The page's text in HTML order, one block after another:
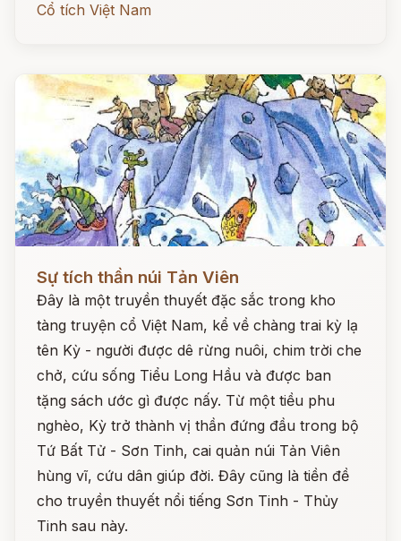
Cổ tích Việt Nam
Sự tích thần núi Tản Viên
Đây là một truyền thuyết đặc sắc trong kho
tàng truyện cổ Việt Nam, kể về chàng trai kỳ lạ
tên Kỳ - người được dê rừng nuôi, chim trời che
chở, cứu sống Tiểu Long Hầu và được ban
tặng sách ước gì được nấy. Từ một tiều phu
nghèo, Kỳ trở thành vị thần đứng đầu trong bộ
Tứ Bất Tử - Sơn Tinh, cai quản núi Tản Viên
hùng vĩ, cứu dân giúp đời. Đây cũng là tiền đề
cho truyền thuyết nổi tiếng Sơn Tinh - Thủy
Tinh sau này.